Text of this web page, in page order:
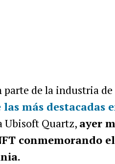
de la industria de
más destacadas
Ubisoft Quartz, ayer
conmemorando